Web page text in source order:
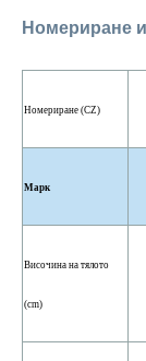
Номериране
Номериране (CZ)
Марк
Височина на тялото
(cm)